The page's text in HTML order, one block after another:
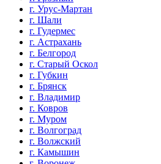
г. Урус-Мартан
г. Шали
г. Гудермес
г. Астрахань
г. Белгород
г. Старый Оскол
г. Губкин
г. Брянск
г. Владимир
г. Ковров
г. Муром
г. Волгоград
г. Волжский
г. Камышин